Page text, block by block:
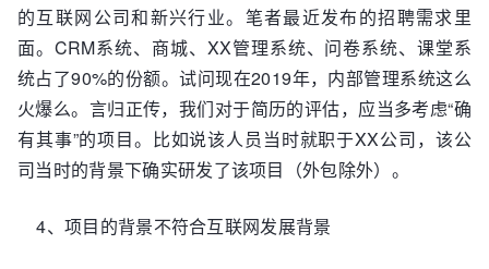
的互联网公司和新兴行业。笔者最近发布的招聘需求里
面。CRM系统、商城、XX管理系统、问卷系统、课堂系
统占了90%的份额。试问现在2019年，内部管理系统这么
火爆么。言归正传，我们对于简历的评估，应当多考虑“确
有其事”的项目。比如说该人员当时就职于XX公司，该公
司当时的背景下确实研发了该项目（外包除外）。
4、项目的背景不符合互联网发展背景